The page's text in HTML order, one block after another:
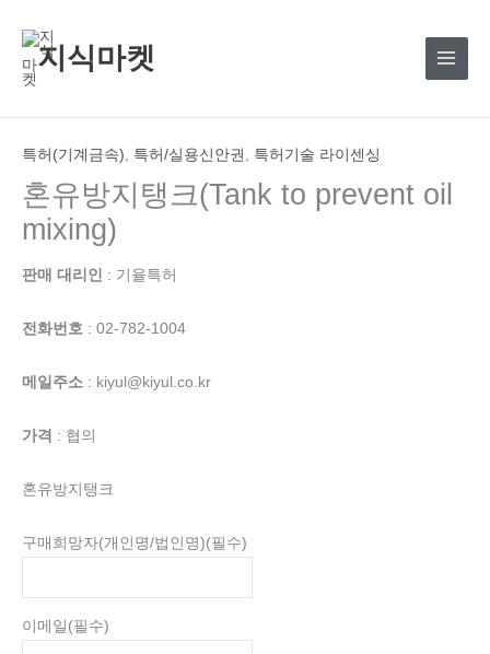
건
지식마켓
특허(기계금속), 특허/실용신안권 , 특허기술 라이센싱
혼유방지탱크(Tank to prevent oil
mixing)
판매 대리인 : 기율특허
전화번호 : 02-782-1004
메일주소 : kiyul@kiyul.co.kr
가격 : 협의
혼유방지탱크
구매희망자(개인명/법인명)(필수)
이메일 (필수)